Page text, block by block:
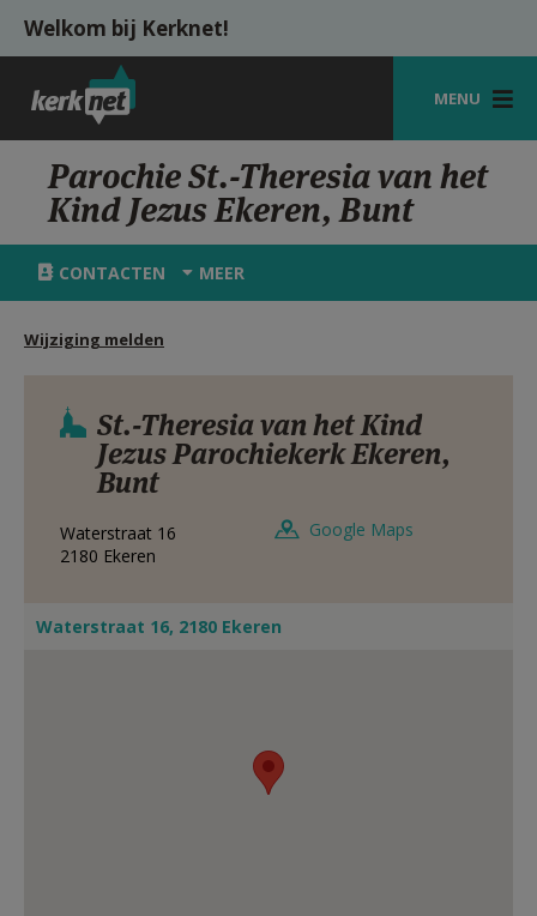
Overslaan en naar de inhoud gaan
Welkom bij Kerknet!
MENU
STARTPAGINA
KERK
VIERINGEN
HULP
MIJN PAROCHIE
AANMELDEN OF REGISTREREN
Parochie St.-Theresia van het
Kind Jezus Ekeren, Bunt
CONTACTEN MEER
Wijziging melden
St.-Theresia van het Kind
Jezus Parochiekerk Ekeren,
Bunt
Waterstraat 16
2180 Ekeren
Google Maps
Waterstraat 16, 2180 Ekeren